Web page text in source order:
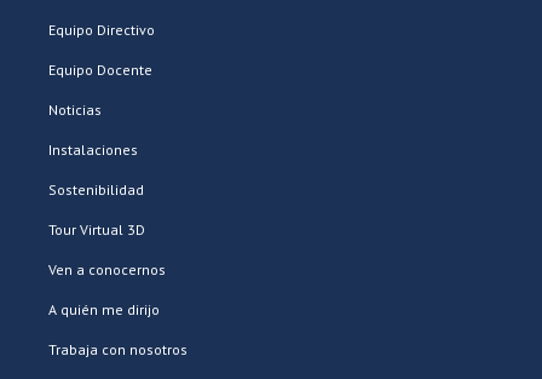
Equipo Directivo
Equipo Docente
Noticias
Instalaciones
Sostenibilidad
Tour Virtual 3D
Ven a conocernos
A quién me dirijo
Trabaja con nosotros